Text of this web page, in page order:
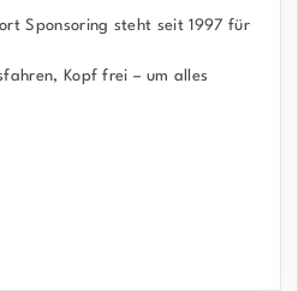
Sponsoring steht seit 1997 für
Kopf frei – um alles